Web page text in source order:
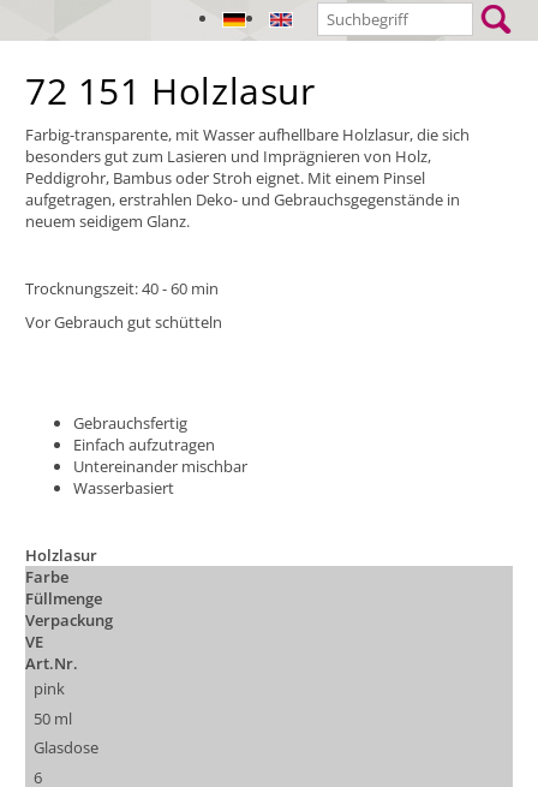
72 151 Holzlasur
Farbig-transparente, mit Wasser aufhellbare Holzlasur, die sich
besonders gut zum Lasieren und Imprägnieren von Holz,
Peddigrohr, Bambus oder Stroh eignet. Mit einem Pinsel
aufgetragen, erstrahlen Deko- und Gebrauchsgegenstände in
neuem seidigem Glanz.
Trocknungszeit: 40 - 60 min
Vor Gebrauch gut schütteln
Gebrauchsfertig
Einfach aufzutragen
Untereinander mischbar
Wasserbasiert
Holzlasur
Farbe
Füllmenge
Verpackung
VE
Art.Nr.
pink
50 ml
Glasdose
6